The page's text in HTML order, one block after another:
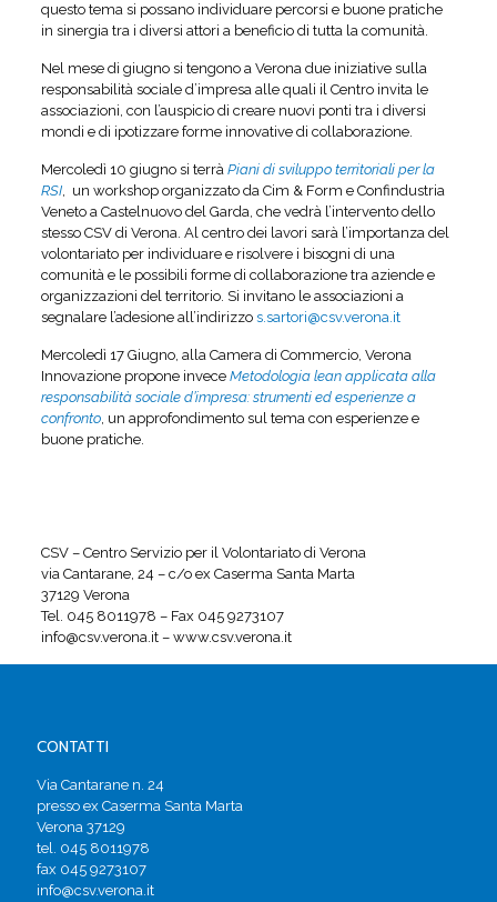
questo tema si possano individuare percorsi e buone pratiche
in sinergia tra i diversi attori a beneficio di tutta la comunità.
Nel mese di giugno si tengono a Verona due iniziative sulla
responsabilità sociale d’impresa alle quali il Centro invita le
associazioni, con l’auspicio di creare nuovi ponti tra i diversi
mondi e di ipotizzare forme innovative di collaborazione.
Mercoledì 10 giugno si terrà Piani di sviluppo territoriali per la
RSI, un workshop organizzato da Cim & Form e Confindustria
Veneto a Castelnuovo del Garda, che vedrà l’intervento dello
stesso CSV di Verona. Al centro dei lavori sarà l’importanza del
volontariato per individuare e risolvere i bisogni di una
comunità e le possibili forme di collaborazione tra aziende e
organizzazioni del territorio. Si invitano le associazioni a
segnalare l’adesione all’indirizzo s.sartori@csv.verona.it
Mercoledì 17 Giugno, alla Camera di Commercio, Verona
Innovazione propone inveceMetodologia lean applicata alla
responsabilità sociale d’impresa: strumenti ed esperienze a
confronto, un approfondimento sul tema con esperienze e
buone pratiche.
CSV – Centro Servizio per il Volontariato di Verona
via Cantarane, 24 – c/o ex Caserma Santa Marta
37129 Verona
Tel. 045 8011978 – Fax 045 9273107
info@csv.verona.it – www.csv.verona.it
CONTATTI
Via Cantarane n. 24
presso ex Caserma Santa Marta
Verona 37129
tel. 045 8011978
fax 045 9273107
info@csv.verona.it